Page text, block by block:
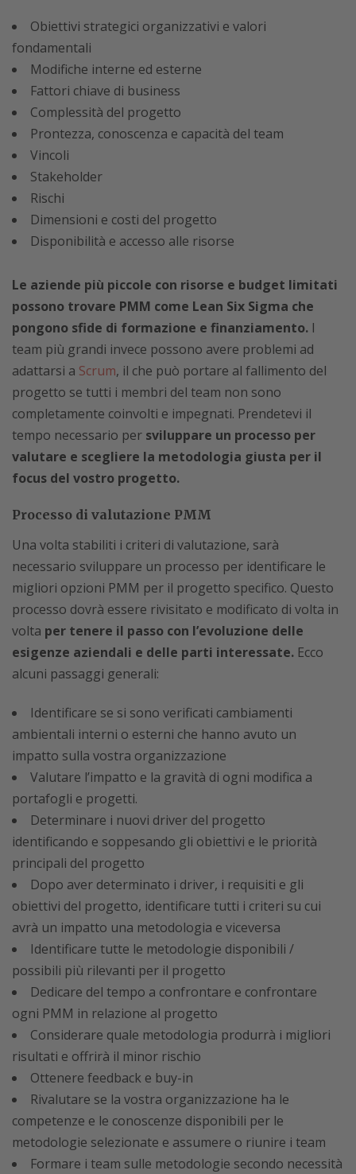
Obiettivi strategici organizzativi e valori
fondamentali
Modifiche interne ed esterne
Fattori chiave di business
Complessità del progetto
Prontezza, conoscenza e capacità del team
Vincoli
Stakeholder
Rischi
Dimensioni e costi del progetto
Disponibilità e accesso alle risorse
Le aziende più piccole con risorse e budget limitati
possono trovare PMM come Lean Six Sigma che
pongono sfide di formazione e finanziamento. I
team più grandi invece possono avere problemi ad
adattarsi a Scrum, il che può portare al fallimento del
progetto se tutti i membri del team non sono
completamente coinvolti e impegnati. Prendetevi il
tempo necessario per sviluppare un processo per
valutare e scegliere la metodologia giusta per il
focus del vostro progetto.
Processo di valutazione PMM
Una volta stabiliti i criteri di valutazione, sarà
necessario sviluppare un processo per identificare le
migliori opzioni PMM per il progetto specifico. Questo
processo dovrà essere rivisitato e modificato di volta in
volta per tenere il passo con l’evoluzione delle
esigenze aziendali e delle parti interessate. Ecco
alcuni passaggi generali:
Identificare se si sono verificati cambiamenti
ambientali interni o esterni che hanno avuto un
impatto sulla vostra organizzazione
Valutare l’impatto e la gravità di ogni modifica a
portafogli e progetti.
Determinare i nuovi driver del progetto
identificando e soppesando gli obiettivi e le priorità
principali del progetto
Dopo aver determinato i driver, i requisiti e gli
obiettivi del progetto, identificare tutti i criteri su cui
avrà un impatto una metodologia e viceversa
Identificare tutte le metodologie disponibili /
possibili più rilevanti per il progetto
Dedicare del tempo a confrontare e confrontare
ogni PMM in relazione al progetto
Considerare quale metodologia produrrà i migliori
risultati e offrirà il minor rischio
Ottenere feedback e buy-in
Rivalutare se la vostra organizzazione ha le
competenze e le conoscenze disponibili per le
metodologie selezionate e assumere o riunire i team
Formare i team sulle metodologie secondo necessità